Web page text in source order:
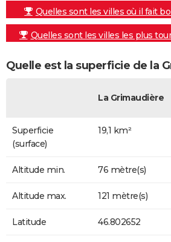
Quelles sont les villes où il fait
Quelles sont les villes les plus
Quelle est la superficie de la
La Grimaudière
Superficie
(surface)
19,1 km²
Altitude min. 76 mètre(s)
Altitude max. 121 mètre(s)
Latitude 46.802652